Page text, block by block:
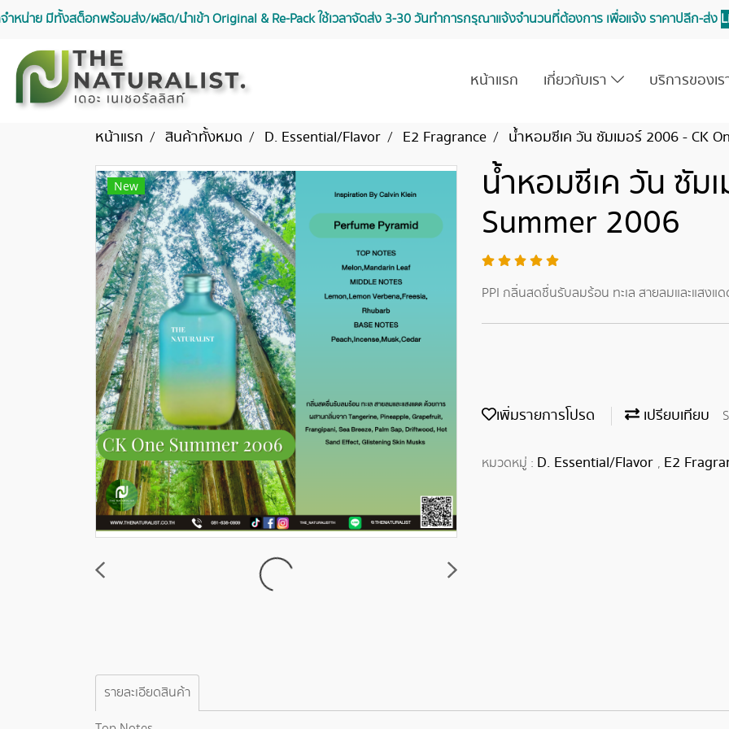
น่าย มีทั้งสต็อกพร้อมส่ง/ผลิต/นำเข้า Original & Re-Pack ใช้เวลาจัดส่ง 3-30 วันทำการ กรุณาแจ้งจำนวนที่ต้องการ เพื่อแจ้ง ราคาปลีก-ส่ง
หน้าแรก เกี่ยวกับเรา บริการของเ
หน้าแรก สินค้าทั้งหมด D. Essential/Flavor E2 Fragrance น้ำหอมซีเค วัน ซัมเมอร์ 2006 - CK
New
น้ำหอมซีเค วัน ซัม
Summer 2006
PPI กลิ่นสดชื่นรับลมร้อน ทะเล สายลมและแสงแ
เพิ่มรายการโปรด เปรียบเทียบ
หมวดหมู่ : D. Essential/Flavor , E2
รายละเอียดสินค้า